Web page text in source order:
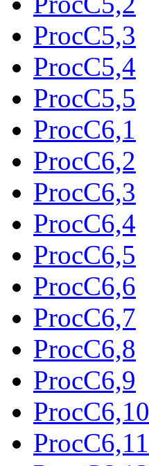
ProcC5,3
ProcC5,4
ProcC5,5
ProcC6,1
ProcC6,2
ProcC6,3
ProcC6,4
ProcC6,5
ProcC6,6
ProcC6,7
ProcC6,8
ProcC6,9
ProcC6,10
ProcC6,11